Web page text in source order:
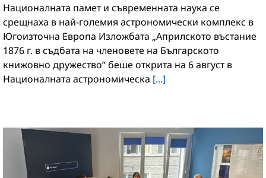
Националната памет и съвременната наука се
срещнаха в най-големия астрономически комплекс в
Югоизточна Европа Изложбата „Априлското въстание
1876 г. в съдбата на членовете на Българското
книжовно дружество“ беше открита на 6 август в
Националната астрономическа [...]